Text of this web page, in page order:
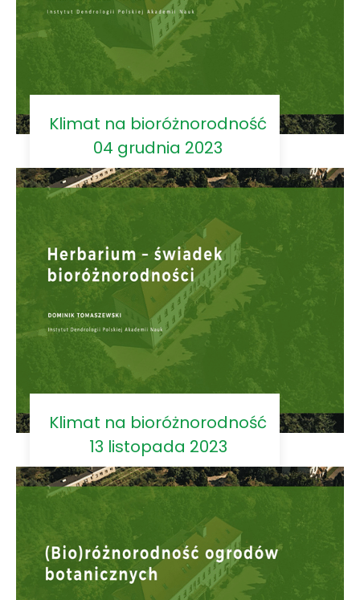
Klimat na bioróżnorodność
04 grudnia 2023
Klimat na bioróżnorodność
13 listopada 2023